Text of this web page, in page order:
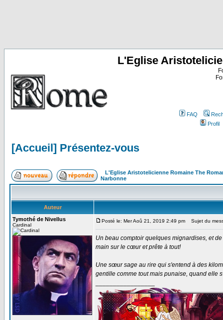
L'Eglise
FAQ
Profil
[Accueil] Présentez-vous
L'Eglise Aristotelicienne Romaine The
Narbonne
Auteur
Tymothé de Nivellus
Cardinal
Posté le: Mer Aoû 21, 2019 2:49 pm Sujet du
Un beau comptoir quelques mignardises, et
main sur le cœur et prête à tout!
Une sœur sage au rire qui s'entend à des
gentille comme tout mais punaise, quand elle